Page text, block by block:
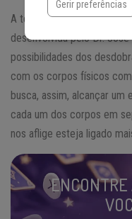
A técnica nomeada como
desenvolvida pelo Dr.
possibilidades dos
com os corpos físicos
busca, assim, alcançar
cada um dos corpos em
nos aflige esteja ligado
ENCONTRE
Gerir preferências